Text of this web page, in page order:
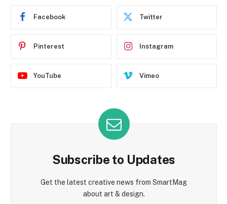
Facebook Twitter
Pinterest Instagram
YouTube Vimeo
Subscribe to Updates
Get the latest creative news from SmartMag
about art & design.